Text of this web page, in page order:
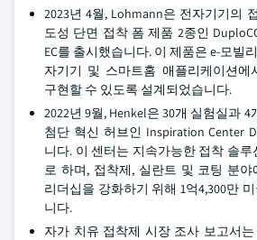
2023년 4월, Lohmann은 전자기기의
도성 단면 접착 폼 제품 2종인
EC를 출시했습니다. 이 제품은 e-모빌
자기기 및 스마트홈 애플리케이션에
구현할 수 있도록 설계되었습니다.
2022년 9월, Henkel은 30개 실험실과 4
첨단 혁신 허브인 Inspiration Center
니다. 이 센터는 지속가능한 접착 솔
로 하며, 접착제, 실란트 및 코팅 분야
리더십을 강화하기 위해 1억4,300만
니다.
자가 치유 접착제 시장 조사 보고서는